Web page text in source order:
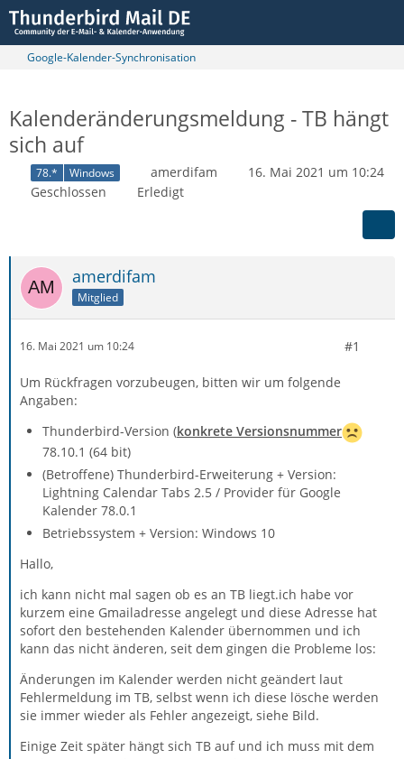
Google-Kalender-Synchronisation
Kalenderänderungsmeldung - TB hängt
sich auf
78.* Windows amerdifam
16. Mai 2021 um 10:24
Geschlossen
Erledigt
amerdifam
Mitglied
16. Mai 2021 um 10:24 #1
Um Rückfragen vorzubeugen, bitten wir um folgende
Angaben:
Thunderbird-Version (konkrete Versionsnummer
78.10.1 (64 bit)
(Betroffene) Thunderbird-Erweiterung + Version:
Lightning Calendar Tabs 2.5 / Provider für Google
Kalender 78.0.1
Betriebssystem + Version: Windows 10
Hallo,
ich kann nicht mal sagen ob es an TB liegt.ich habe vor
kurzem eine Gmailadresse angelegt und diese Adresse hat
sofort den bestehenden Kalender übernommen und ich
kann das nicht änderen, seit dem gingen die Probleme los:
Änderungen im Kalender werden nicht geändert laut
Fehlermeldung im TB, selbst wenn ich diese lösche werden
sie immer wieder als Fehler angezeigt, siehe Bild.
Einige Zeit später hängt sich TB auf und ich muss mit dem